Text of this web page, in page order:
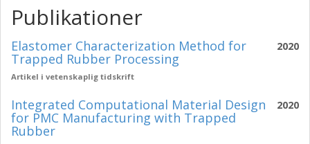
Publikationer
2020
Elastomer Characterization Method for
Trapped Rubber Processing
Artikel i vetenskaplig tidskrift
2020
Integrated Computational Material Design
for PMC Manufacturing with Trapped
Rubber